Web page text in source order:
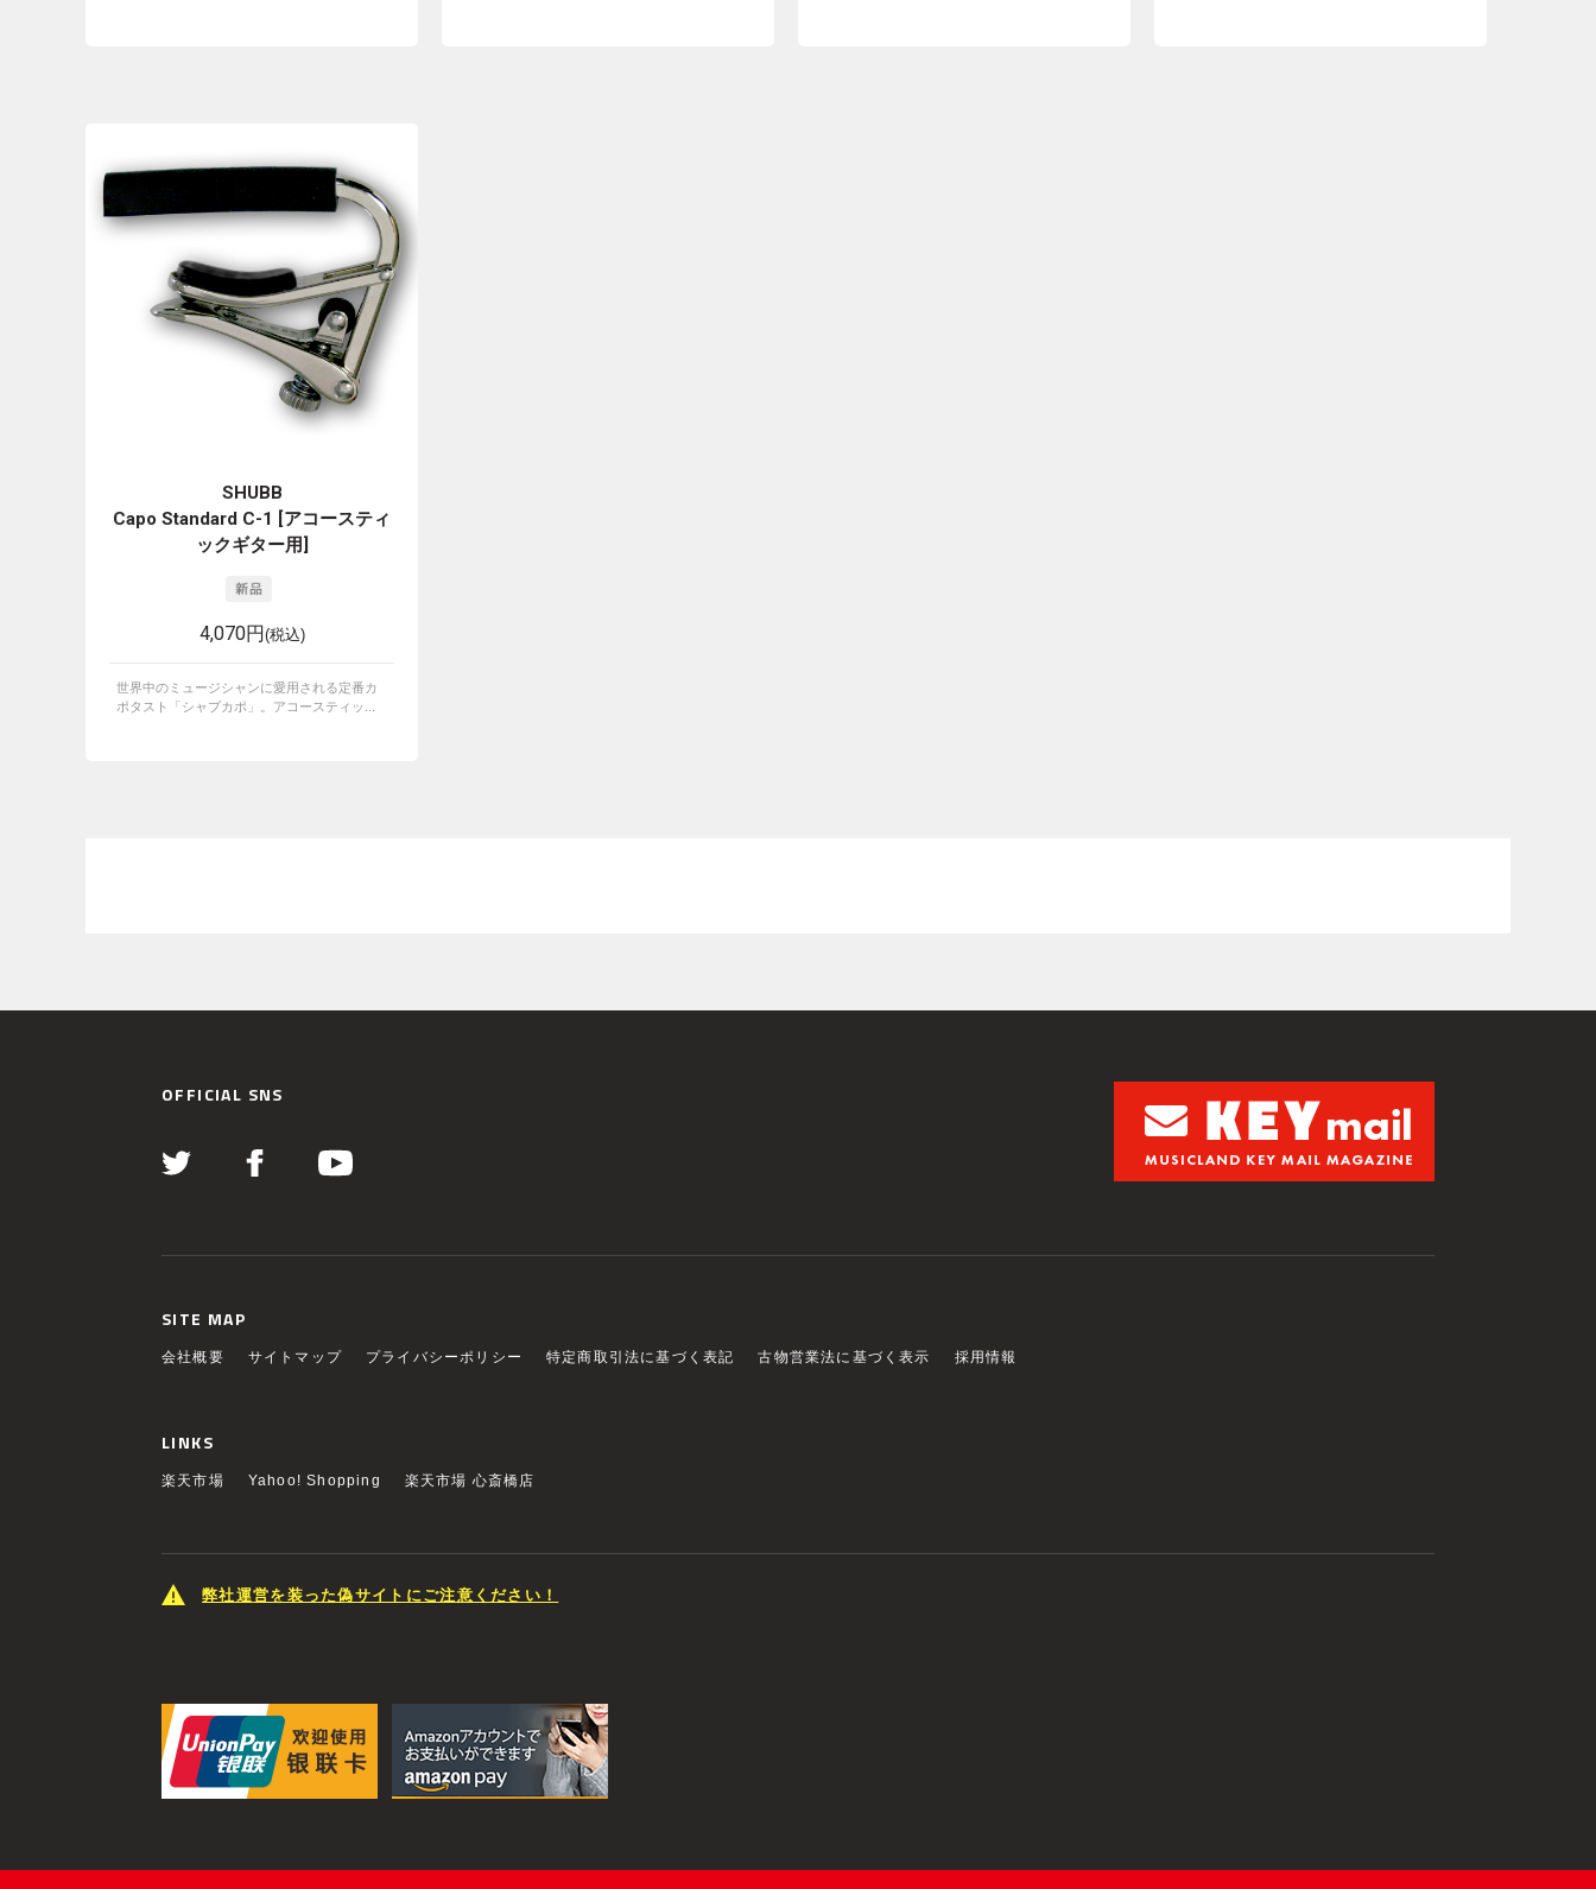
SHUBB
Capo Standard C-1 [アコースティ
ックギター用]
4,070円(税込)
世界中のミュージシャンに愛用される定番カ
ポタスト「シャブカポ」。アコースティッ...
OFFICIAL SNS
SITE MAP
会社概要 サイトマップ プライバシーポリシー 特定商取引法に基づく表記 古物営業法に基づく表示 採用情報
LINKS
楽天市場 Yahoo! Shopping 楽天市場 心斎橋店
弊社運営を装った偽サイトにご注意ください！